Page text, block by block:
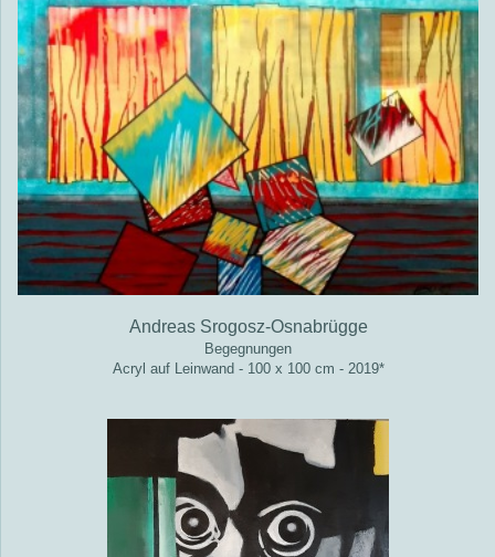
Andreas Srogosz-Osnabrügge
Begegnungen
Acryl auf Leinwand - 100 x 100 cm - 2019*